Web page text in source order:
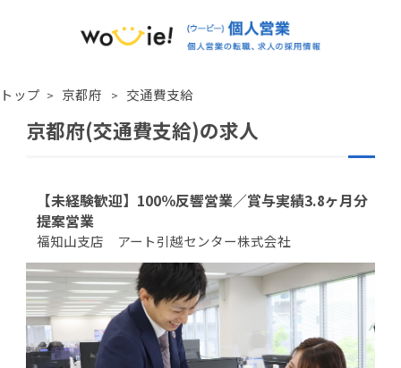
トップ 京都府 交通費支給
京都府(交通費支給)の求人
【未経験歓迎】100％反響営業／賞与実績3.8ヶ月分
提案営業
福知山支店 アート引越センター株式会社